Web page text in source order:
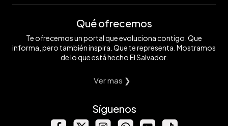
Qué ofrecemos
Te ofrecemos un portal que evoluciona contigo. Que
informa, pero también inspira. Que te representa. Mostramos
de lo que está hecho El Salvador.
Ver mas ❯
Síguenos